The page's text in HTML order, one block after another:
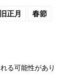
旧正月
春節
る可能性があり